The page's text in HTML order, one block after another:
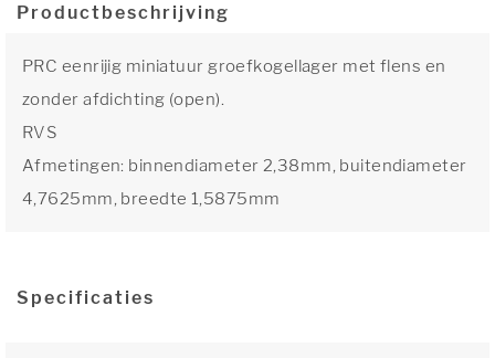
Productbeschrijving
PRC eenrijig miniatuur groefkogellager met flens en
zonder afdichting (open).
RVS
Afmetingen: binnendiameter 2,38mm, buitendiameter
4,7625mm, breedte 1,5875mm
Specificaties